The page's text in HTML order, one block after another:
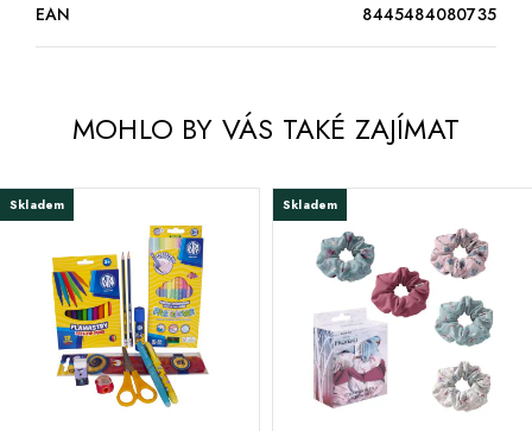
EAN 8445484080735
MOHLO BY VÁS TAKÉ ZAJÍMAT
Skladem Skladem